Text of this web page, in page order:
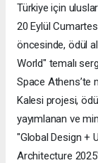
Türkiye için
20 Eylül
öncesinde, ödül
World" temalı
Space Athens’te
Kalesi projesi,
yayımlanan ve
"Global Design +
Architecture